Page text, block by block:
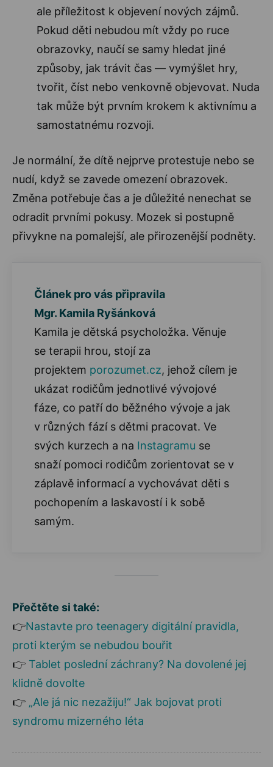
ale příležitost k objevení nových zájmů.
Pokud děti nebudou mít vždy po ruce
obrazovky, naučí se samy hledat jiné
způsoby, jak trávit čas — vymýšlet hry,
tvořit, číst nebo venkovně objevovat. Nuda
tak může být prvním krokem k aktivnímu a
samostatnému rozvoji.
Je normální, že dítě nejprve protestuje nebo se
nudí, když se zavede omezení obrazovek.
Změna potřebuje čas a je důležité nenechat se
odradit prvními pokusy. Mozek si postupně
přivykne na pomalejší, ale přirozenější podněty.
Článek pro vás připravila
Mgr. Kamila Ryšánková
Kamila je dětská psycholožka. Věnuje
se terapii hrou, stojí za
projektem porozumet.cz, jehož cílem je
ukázat rodičům jednotlivé vývojové
fáze, co patří do běžného vývoje a jak
v různých fází s dětmi pracovat. Ve
svých kurzech a na Instagramu se
snaží pomoci rodičům zorientovat se v
záplavě informací a vychovávat děti s
pochopením a laskavostí i k sobě
samým.
Přečtěte si také:
👉Nastavte pro teenagery digitální pravidla,
proti kterým se nebudou bouřit
👉 Tablet poslední záchrany? Na dovolené jej
klidně dovolte
👉 „Ale já nic nezažiju!“ Jak bojovat proti
syndromu mizerného léta